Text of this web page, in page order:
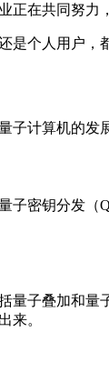
正在共同努力
个人用户
计算机的
子密钥分发
量子叠加和
来。